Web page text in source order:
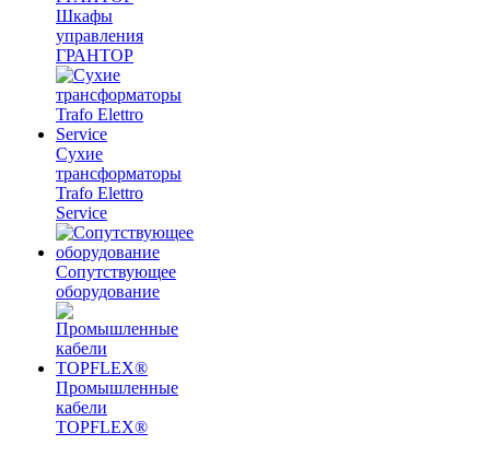
Шкафы
управления
ГРАНТОР
Сухие
трансформаторы
Trafo Elettro
Service
Сопутствующее
оборудование
Промышленные
кабели
TOPFLEX®